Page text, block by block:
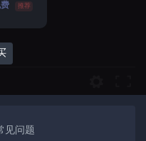
推荐
见问题